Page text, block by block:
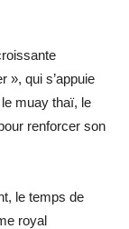
», qui s’appuie
muay thaï, le
renforcer son
le temps de
royal